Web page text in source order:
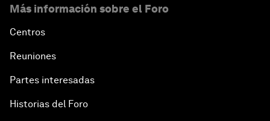
Más información sobre el Foro
Centros
Reuniones
Partes interesadas
Historias del Foro